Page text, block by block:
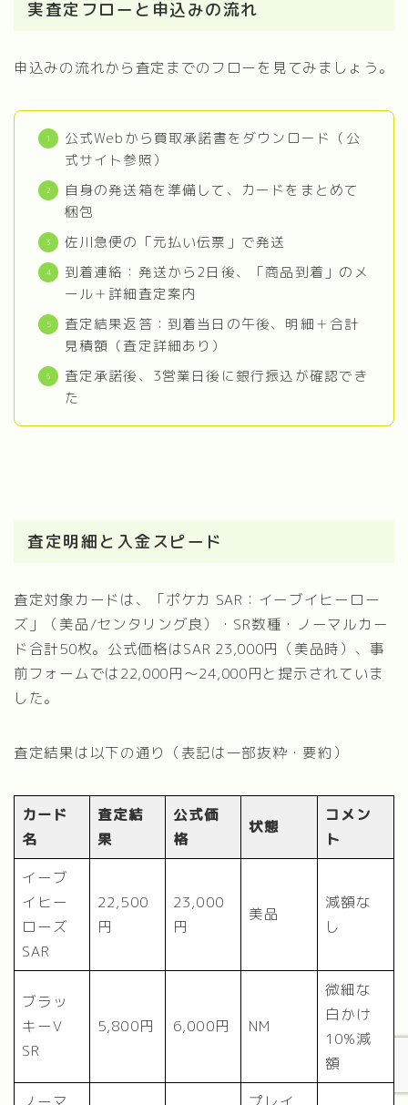
実査定フローと申込みの流れ
申込みの流れから査定までのフローを見てみましょう。
公式Webから買取承諾書をダウンロード（公
式サイト参照）
自身の発送箱を準備して、カードをまとめて
梱包
佐川急便の「元払い伝票」で発送
到着連絡：発送から2日後、「商品到着」のメ
ール＋詳細査定案内
査定結果返答：到着当日の午後、明細＋合計
見積額（査定詳細あり）
査定承諾後、3営業日後に銀行振込が確認でき
た
査定明細と入金スピード
査定対象カードは、「ポケカ SAR：イーブイヒーロー
ズ」（美品/センタリング良）・SR数種・ノーマルカー
ド合計50枚。公式価格はSAR 23,000円（美品時）、事
前フォームでは22,000円～24,000円と提示されていま
した。
査定結果は以下の通り（表記は一部抜粋・要約）
カード
名
査定結
果
公式価
格
状態
コメン
ト
イーブ
イヒー
ローズ
SAR
22,500
円
23,000
円
美品
減額な
し
ブラッ
キーV
SR
5,800円 6,000円 NM
微細な
白かけ
10%減
額
【2026年最新】オリパワン vs DOPA 徹底比